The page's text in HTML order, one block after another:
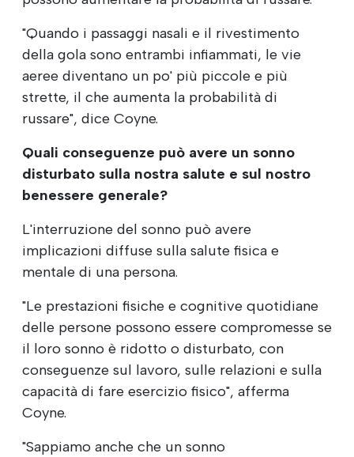
"Quando i passaggi nasali e il rivestimento
della gola sono entrambi infiammati, le vie
aeree diventano un po' più piccole e più
strette, il che aumenta la probabilità di
russare", dice Coyne.
Quali conseguenze può avere un sonno
disturbato sulla nostra salute e sul nostro
benessere generale?
L'interruzione del sonno può avere
implicazioni diffuse sulla salute fisica e
mentale di una persona.
"Le prestazioni fisiche e cognitive quotidiane
delle persone possono essere compromesse se
il loro sonno è ridotto o disturbato, con
conseguenze sul lavoro, sulle relazioni e sulla
capacità di fare esercizio fisico", afferma
Coyne.
"Sappiamo anche che un sonno